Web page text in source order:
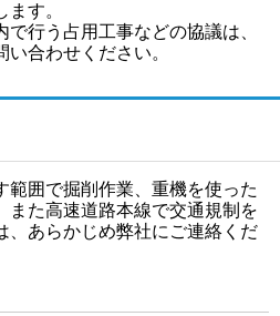
す。
行う占用工事などの協議は、
合わせください。
範囲で掘削作業、重機を使った
また高速道路本線で交通規制を
、あらかじめ弊社にご連絡くだ